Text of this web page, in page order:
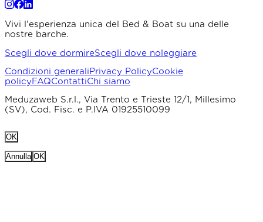
Vivi l'esperienza unica del Bed & Boat su una delle
nostre barche.
Scegli dove dormireScegli dove noleggiare
Condizioni generaliPrivacy PolicyCookie
policyFAQContattiChi siamo
Meduzaweb S.r.l., Via Trento e Trieste 12/1, Millesimo
(SV), Cod. Fisc. e P.IVA 01925510099
OK
Annulla OK